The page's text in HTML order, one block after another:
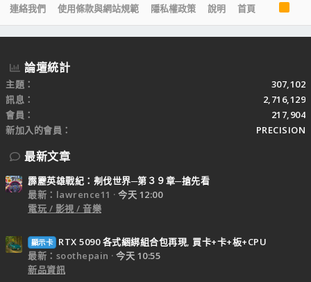
連絡我們
使用條款與網站規範 隱私權政策 說明 首頁
R
S
S
論壇統計
主題
307,102
訊息
2,716,129
會員
217,904
新加入的會員
PRECISION
最新文章
霹靂英雄戰紀：刜伐世界─第３９章─搶先看
最新：lawrence11
今天 12:00
電玩 / 影視 / 音樂
顯示卡
RTX 5090 各式綑綁組合包再現, 買卡+卡+板+CPU
最新：soothepain
今天 10:55
新品資訊